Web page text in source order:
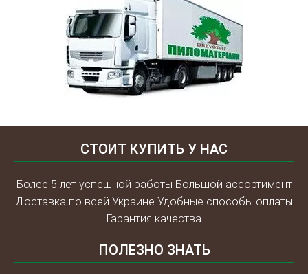
СТОИТ КУПИТЬ У НАС
Более 5 лет успешной работы Большой ассортимент
Доставка по всей Украине Удобные способы оплаты
Гарантия качества
ПОЛЕЗНО ЗНАТЬ